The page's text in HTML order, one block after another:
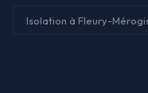
Isolation à Fleury-